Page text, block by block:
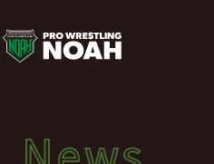
ニ
ュ
ー
News